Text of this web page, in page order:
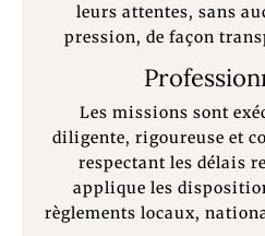
leurs attentes, sans
pression, de façon
Les missions sont
diligente, rigoureuse et
respectant les délais
applique les
règlements locaux,